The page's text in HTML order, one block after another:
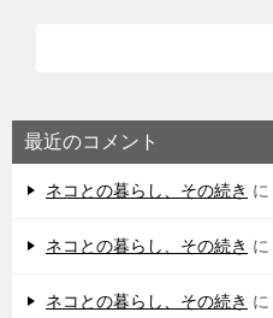
最近のコメント
ネコとの暮らし、その続き に
ネコとの暮らし、その続き に
ネコとの暮らし、その続き に